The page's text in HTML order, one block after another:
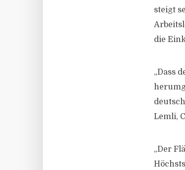
steigt
die
„Dass
Lemli,
„Der